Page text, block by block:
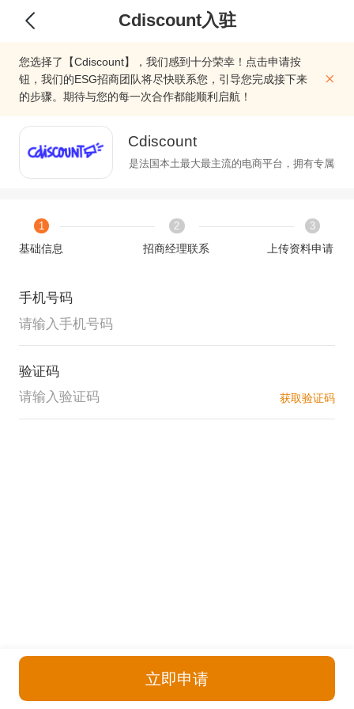
Cdiscount入驻
您选择了【Cdiscount】，我们感到十分荣幸！点击申请按
钮，我们的ESG招商团队将尽快联系您，引导您完成接下来
的步骤。期待与您的每一次合作都能顺利启航！
Cdiscount
Cdiscount成立于1998年，是法国本土最大最主流的电商平台，拥有专属
1 2 3
基础信息 招商经理联系 上传资料申请
手机号码
验证码
获取验证码
立即申请